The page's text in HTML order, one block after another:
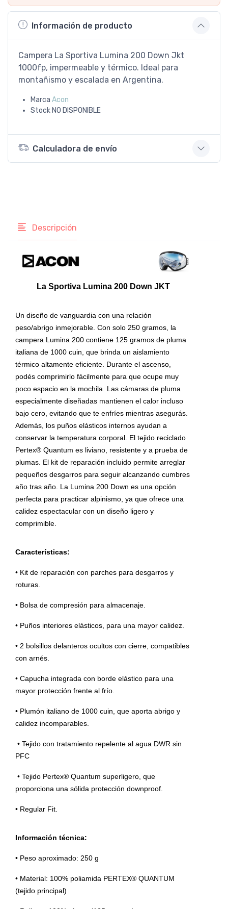
Información de producto
Campera La Sportiva Lumina 200 Down Jkt
1000fp, impermeable y térmico. Ideal para
montañismo y escalada en Argentina.
Marca Acon
Stock NO DISPONIBLE
Calculadora de envío
Descripción
La Sportiva Lumina 200 Down JKT
Un diseño de vanguardia con una relación
peso/abrigo inmejorable. Con solo 250 gramos, la
campera Lumina 200 contiene 125 gramos de pluma
italiana de 1000 cuin, que brinda un aislamiento
térmico altamente eficiente. Durante el ascenso,
podés comprimirlo fácilmente para que ocupe muy
poco espacio en la mochila. Las cámaras de pluma
especialmente diseñadas mantienen el calor incluso
bajo cero, evitando que te enfríes mientras asegurás.
Además, los puños elásticos internos ayudan a
conservar la temperatura corporal. El tejido reciclado
Pertex® Quantum es liviano, resistente y a prueba de
plumas. El kit de reparación incluido permite arreglar
pequeños desgarros para seguir alcanzando cumbres
año tras año. La Lumina 200 Down es una opción
perfecta para practicar alpinismo, ya que ofrece una
calidez espectacular con un diseño ligero y
comprimible.
Características:
• Kit de reparación con parches para desgarros y
roturas.
• Bolsa de compresión para almacenaje.
• Puños interiores elásticos, para una mayor calidez.
• 2 bolsillos delanteros ocultos con cierre, compatibles
con arnés.
• Capucha integrada con borde elástico para una
mayor protección frente al frío.
• Plumón italiano de 1000 cuin, que aporta abrigo y
calidez incomparables.
• Tejido con tratamiento repelente al agua DWR sin
PFC
• Tejido Pertex® Quantum superligero, que
proporciona una sólida protección downproof.
• Regular Fit.
Información técnica:
• Peso aproximado: 250 g
• Material: 100% poliamida PERTEX® QUANTUM
(tejido principal)